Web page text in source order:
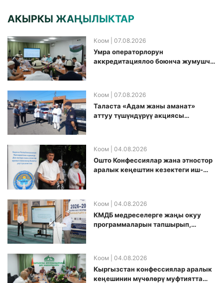
АКЫРКЫ ЖАҢЫЛЫКТАР
Коом | 07.08.2026
Умра операторлорун
аккредитациялоо боюнча жумушчу
Коом | 07.08.2026
Таласта «Адам жаны аманат»
аттуу түшүндүрүү акциясы
Коом | 04.08.2026
Ошто Конфессиялар жана этностор
аралык кеңештин кезектеги иш-
Коом | 04.08.2026
КМДБ медреселерге жаңы окуу
программаларын тапшырып,
Коом | 04.08.2026
Кыргызстан конфессиялар аралык
кеӊешинин мүчөлөрү муфтиятта